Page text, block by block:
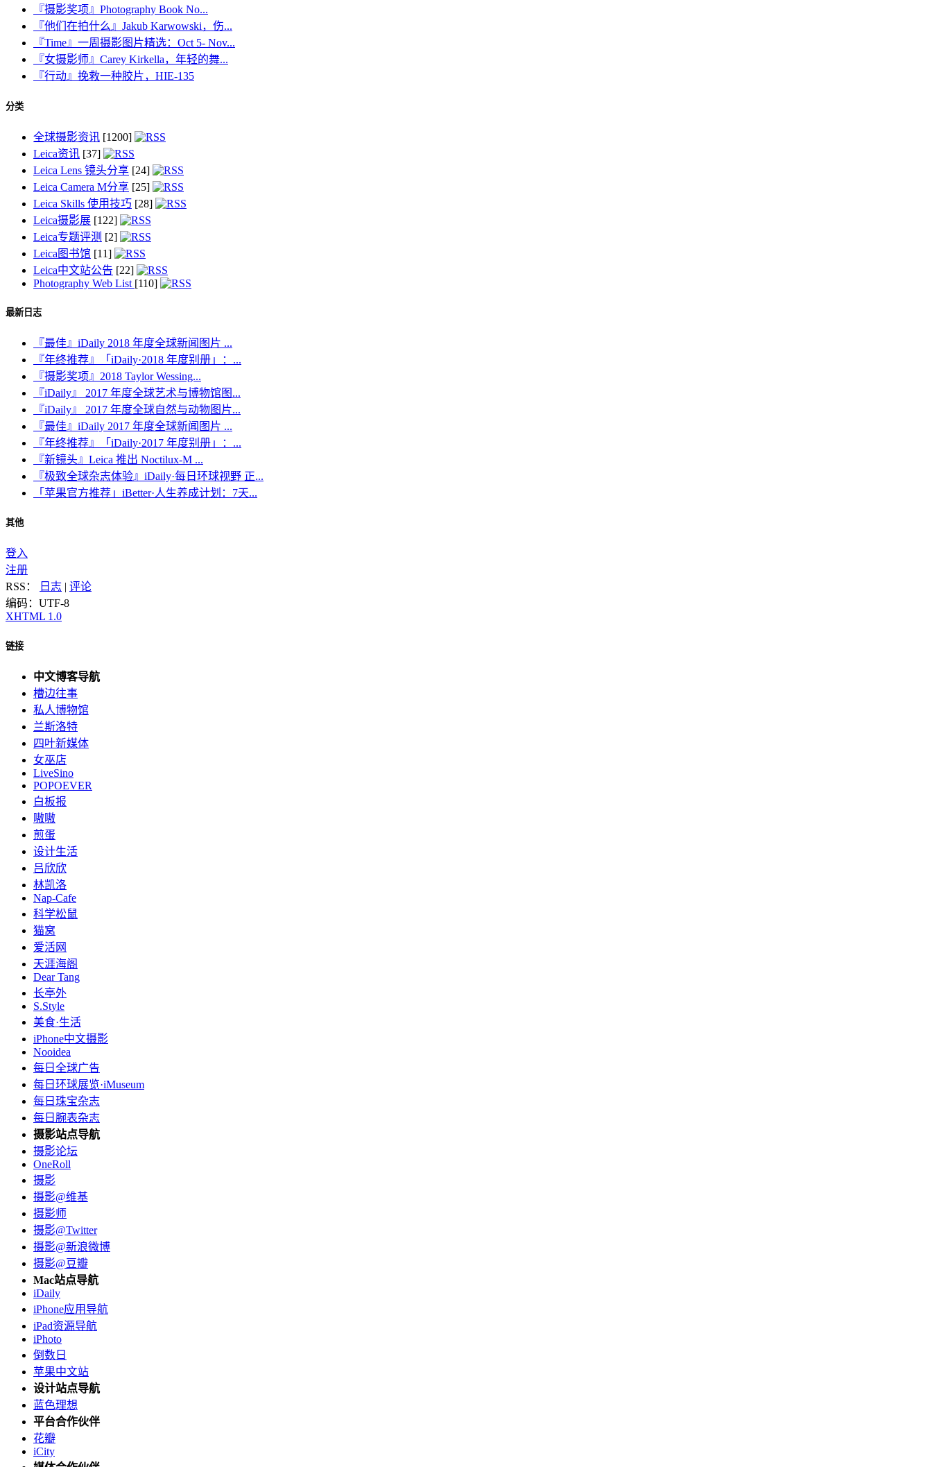
『摄影奖项』Photography Book No...
『他们在拍什么』Jakub Karwowski，伤...
『Time』一周摄影图片精选：Oct 5- Nov...
『女摄影师』Carey Kirkella，年轻的舞...
『行动』挽救一种胶片，HIE-135
分类
全球摄影资讯 [1200]
Leica资讯 [37]
Leica Lens 镜头分享 [24]
Leica Camera M分享 [25]
Leica Skills 使用技巧 [28]
Leica摄影展 [122]
Leica专题评测 [2]
Leica图书馆 [11]
Leica中文站公告 [22]
Photography Web List [110]
最新日志
『最佳』iDaily 2018 年度全球新闻图片 ...
『年终推荐』「iDaily·2018 年度别册」：...
『摄影奖项』2018 Taylor Wessing...
『iDaily』 2017 年度全球艺术与博物馆图...
『iDaily』 2017 年度全球自然与动物图片...
『最佳』iDaily 2017 年度全球新闻图片 ...
『年终推荐』「iDaily·2017 年度别册」：...
『新镜头』Leica 推出 Noctilux-M ...
『极致全球杂志体验』iDaily·每日环球视野 正...
「苹果官方推荐」iBetter·人生养成计划：7天...
其他
登入
注册
RSS：
日志 | 评论
编码：UTF-8
XHTML 1.0
链接
中文博客导航
槽边往事
私人博物馆
兰斯洛特
四叶新媒体
女巫店
LiveSino
POPOEVER
白板报
嗷嗷
煎蛋
设计生活
吕欣欣
林凯洛
Nap-Cafe
科学松鼠
猫窝
爱活网
天涯海阁
Dear Tang
长亭外
S.Style
美食·生活
iPhone中文摄影
Nooidea
每日全球广告
每日环球展览·iMuseum
每日珠宝杂志
每日腕表杂志
摄影站点导航
摄影论坛
OneRoll
摄影
摄影@维基
摄影师
摄影@Twitter
摄影@新浪微博
摄影@豆瓣
Mac站点导航
iDaily
iPhone应用导航
iPad资源导航
iPhoto
倒数日
苹果中文站
设计站点导航
蓝色理想
平台合作伙伴
花瓣
iCity